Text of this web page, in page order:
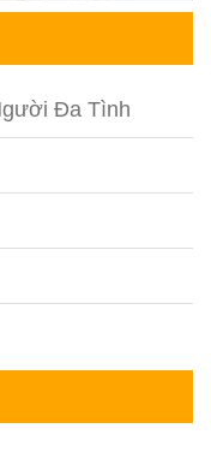
Đa Tình